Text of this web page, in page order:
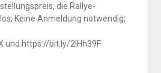
die Rallye-
Keine Anmeldung notwendig;
und https://bit.ly/2IHh39F